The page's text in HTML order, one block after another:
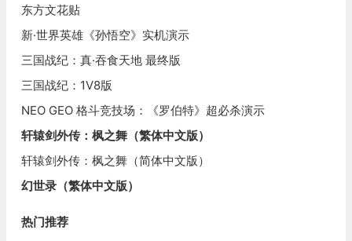
echo '
东方文花贴
新·世界英雄《孙悟空》实机演示
三国战纪：真·吞食天地 最终版
三国战纪：1V8版
NEO GEO 格斗竞技场：《罗伯特》超必杀演示
轩辕剑外传：枫之舞（繁体中文版）
轩辕剑外传：枫之舞（简体中文版）
幻世录（繁体中文版）
热门推荐